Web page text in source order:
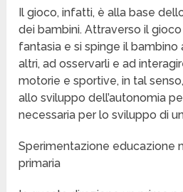
Il gioco, infatti, è alla base
dei bambini. Attraverso il gioco
fantasia e si spinge il bambino
altri, ad osservarli e ad
motorie e sportive, in tal
allo sviluppo dell’autonomia
necessaria per lo sviluppo di
Sperimentazione educazione
primaria